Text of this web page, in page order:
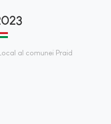
al comunei Praid